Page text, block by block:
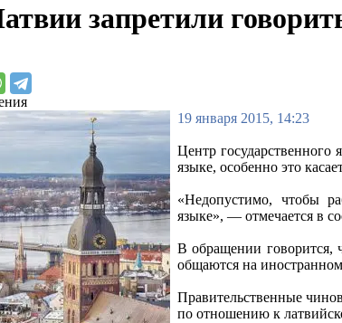
запретили
19 января 2015, 14:23
Центр государственного
языке, особенно это
«Недопустимо, чтобы
языке», — отмечается в
В обращении говорится,
общаются на
Правительственные
по отношению к